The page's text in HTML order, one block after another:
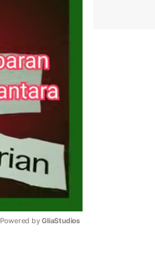
Powered by GliaStudios